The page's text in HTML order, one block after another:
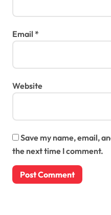
Email *
Website
Save my name, email,
the next time I comment.